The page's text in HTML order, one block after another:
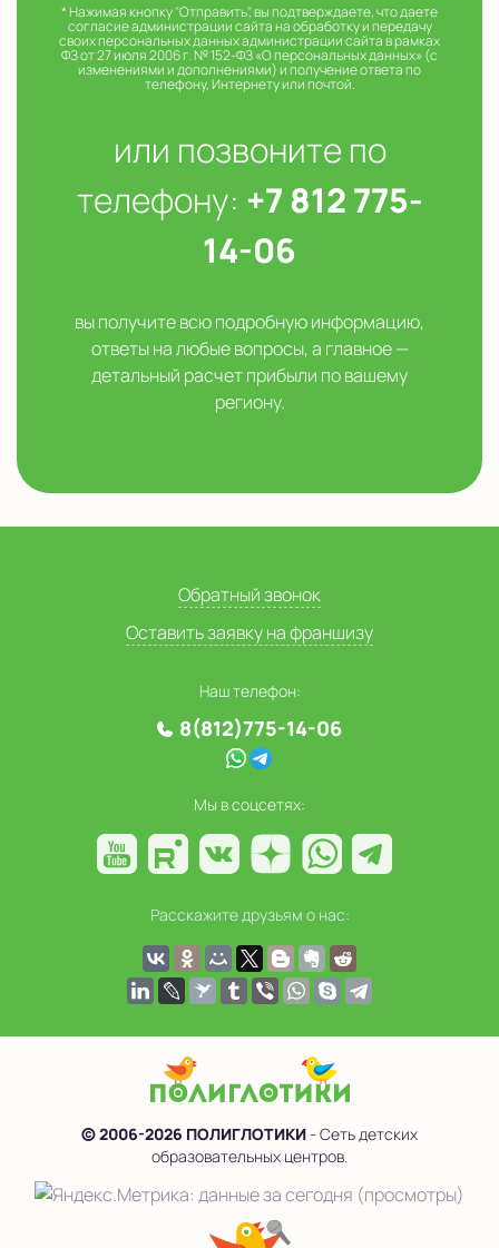
* Нажимая кнопку "Отправить", вы подтверждаете, что даете
согласие администрации сайта на обработку и передачу
своих персональных данных администрации сайта в рамках
ФЗ от 27 июля 2006 г. № 152-ФЗ «О персональных данных» (с
изменениями и дополнениями) и получение ответа по
телефону, Интернету или почтой.
или позвоните по
телефону: +7 812 775-
14-06
вы получите всю подробную информацию,
ответы на любые вопросы, а главное —
детальный расчет прибыли по вашему
региону.
Обратный звонок
Оставить заявку на франшизу
Наш телефон:
8(812)775-14-06
Мы в соцсетях:
Расскажите друзьям о нас:
© 2006-2026 ПОЛИГЛОТИКИ- Сеть детских
образовательных центров.